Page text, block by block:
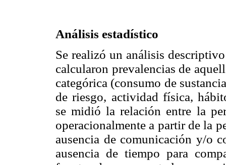
Análisis estadístico
Se realizó un análisis
calcularon prevalencias de
categórica (consumo de
de riesgo, actividad física,
se midió la relación entre la
operacionalmente a partir de la
ausencia de comunicación y/o
ausencia de tiempo para